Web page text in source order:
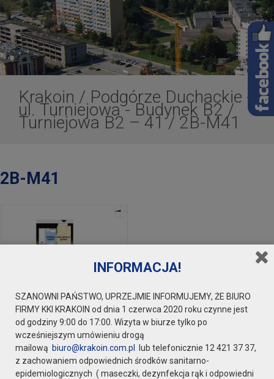
Krakoin / Podgórze Duchackie -
ul. Turniejowa - Budynek B2/
Turniejowa B2 – 41/2B-M41
2B-M41
INFORMACJA!
SZANOWNI PAŃSTWO, UPRZEJMIE INFORMUJEMY, ŻE BIURO
FIRMY KKI KRAKOIN od dnia 1 czerwca 2020 roku czynne jest
od godziny 9:00 do 17:00. Wizyta w biurze tylko po
wcześniejszym umówieniu drogą
mailową biuro@krakoin.com.pl
lub telefonicznie 12 421 37 37,
z zachowaniem odpowiednich środków sanitarno-
epidemiologicznych ( maseczki, dezynfekcja rąk i odpowiedni